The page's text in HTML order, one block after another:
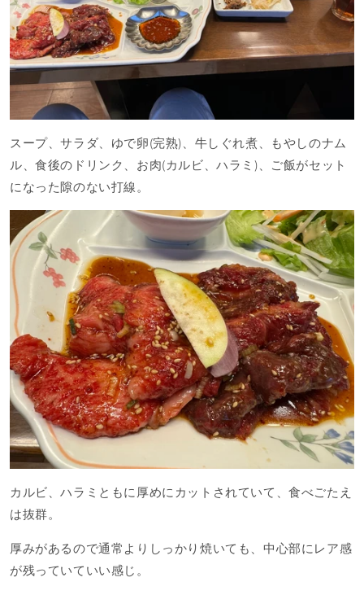
スープ、サラダ、ゆで卵(完熟)、牛しぐれ煮、もやしのナム
ル、食後のドリンク、お肉(カルビ、ハラミ)、ご飯がセット
になった隙のない打線。
カルビ、ハラミともに厚めにカットされていて、食べごたえ
は抜群。
厚みがあるので通常よりしっかり焼いても、中心部にレア感
が残っていていい感じ。